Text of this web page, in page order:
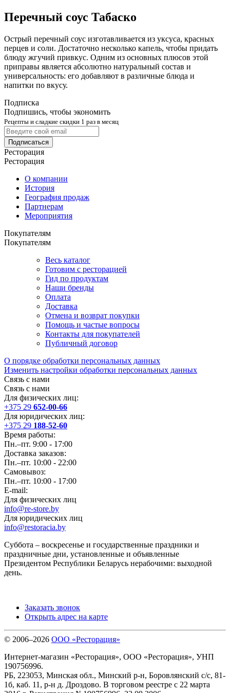
Перечный соус Табаско
Острый перечный соус изготавливается из уксуса, красных
перцев и соли. Достаточно несколько капель, чтобы придать
блюду жгучий привкус. Одним из основных плюсов этой
приправы является абсолютно натуральный состав и
универсальность: его добавляют в различные блюда и
напитки по вкусу.
Подписка
Подпишись, чтобы экономить
Рецепты и сладкие скидки 1 раз в месяц
Подписаться
Ресторация
Ресторация
О компании
История
География продаж
Партнерам
Мероприятия
Покупателям
Покупателям
Весь каталог
Готовим с ресторацией
Гид по продуктам
Наши бренды
Оплата
Доставка
Отмена и возврат покупки
Помощь и частые вопросы
Контакты для покупателей
Публичный договор
О порядке обработки персональных данных
Изменить настройки обработки персональных данных
Связь с нами
Связь с нами
Для физических лиц:
+375 29 652-00-66
Для юридических лиц:
+375 29 188-52-60
Время работы:
Пн.–пт. 9:00 - 17:00
Доставка заказов:
Пн.–пт. 10:00 - 22:00
Самовывоз:
Пн.–пт. 10:00 - 17:00
E-mail:
Для физических лиц
info@re-store.by
Для юридических лиц
info@restoracia.by
Суббота – воскресенье и государственные праздники и
праздничные дни, установленные и объявленные
Президентом Республики Беларусь нерабочими: выходной
день.
Заказать звонок
Открыть адрес на карте
© 2006–2026 ООО «Ресторация»
Интернет-магазин «Ресторация», ООО «Ресторация», УНП
190756996.
РБ, 223053, Минская обл., Минский р-н, Боровлянский с/с, 81-
1б, каб. 11, р-н д. Дроздово. В торговом реестре с 22 марта